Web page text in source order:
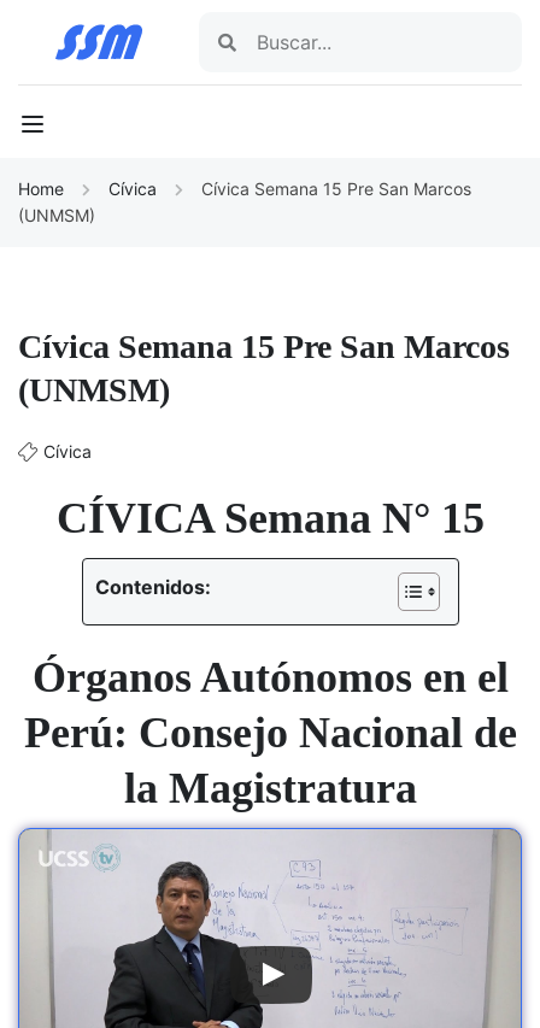
Home Cívica
Cívica Semana 15 Pre San Marcos
(UNMSM)
Cívica Semana 15 Pre San Marcos
(UNMSM)
Cívica
CÍVICA Semana N° 15
Contenidos:
Órganos Autónomos en el
Perú: Consejo Nacional de
la Magistratura